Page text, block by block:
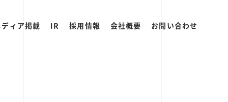
ィア掲載 IR 採用情報 会社概要 お問い合わせ